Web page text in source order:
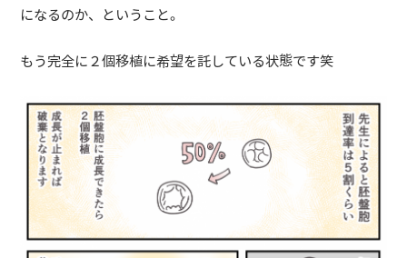
になるのか、ということ。
もう完全に２個移植に希望を託している状態です笑